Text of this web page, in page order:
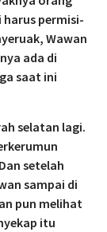
permisi-
Wawan
ada di
saat ini
selatan lagi.
setelah
sampai di
pun melihat
itu